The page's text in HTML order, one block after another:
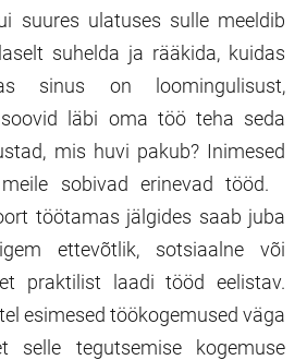
suures ulatuses sulle meeldib
suhelda ja rääkida, kuidas
sinus on loomingulisust,
läbi oma töö teha seda
mis huvi pakub? Inimesed
sobivad erinevad tööd.
töötamas jälgides saab juba
ettevõtlik, sotsiaalne või
praktilist laadi tööd eelistav.
esimesed töökogemused väga
selle tegutsemise kogemuse